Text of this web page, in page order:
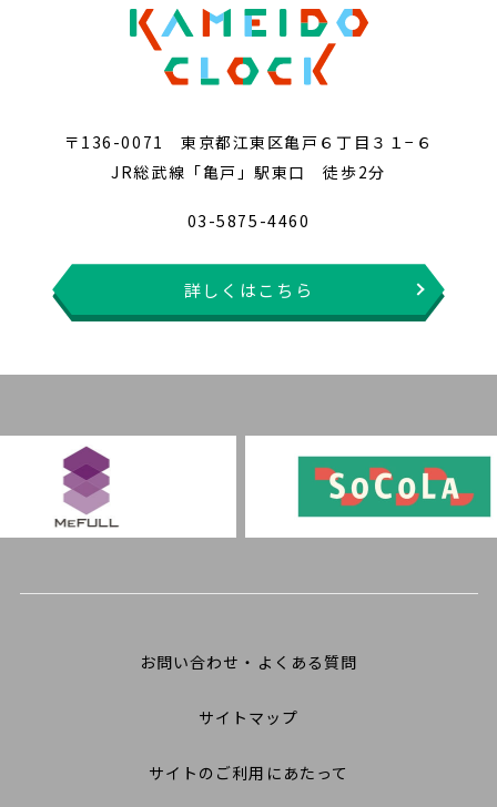
〒136-0071 東京都江東区亀戸６丁目３１−６
JR総武線「亀戸」駅東口 徒歩2分
03-5875-4460
詳しくはこちら
お問い合わせ・よくある質問
サイトマップ
サイトのご利用にあたって